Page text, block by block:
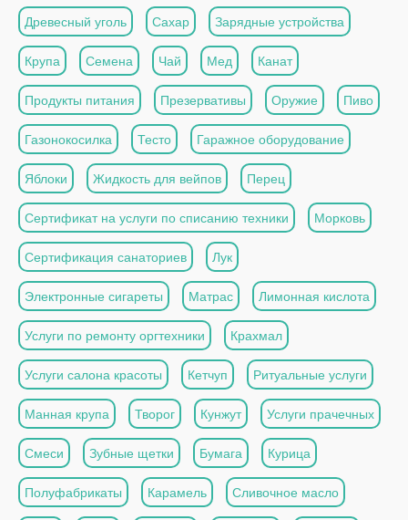
Древесный уголь Сахар Зарядные устройства
Крупа Семена Чай Мед Канат
Продукты питания Презервативы Оружие Пиво
Газонокосилка Тесто Гаражное оборудование
Яблоки Жидкость для вейпов Перец
Сертификат на услуги по списанию техники Морковь
Сертификация санаториев Лук
Электронные сигареты Матрас Лимонная кислота
Услуги по ремонту оргтехники Крахмал
Услуги салона красоты Кетчуп Ритуальные услуги
Манная крупа Творог Кунжут Услуги прачечных
Смеси Зубные щетки Бумага Курица
Полуфабрикаты Карамель Сливочное масло